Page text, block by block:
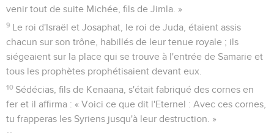
venir tout de suite Michée, fils de Jimla. »
9 Le roi d'Israël et Josaphat, le roi de Juda, étaient assis
chacun sur son trône, habillés de leur tenue royale ; ils
siégeaient sur la place qui se trouve à l'entrée de Samarie et
tous les prophètes prophétisaient devant eux.
10 Sédécias, fils de Kenaana, s'était fabriqué des cornes en
fer et il affirma : « Voici ce que dit l'Eternel : Avec ces cornes,
tu frapperas les Syriens jusqu'à leur destruction. »